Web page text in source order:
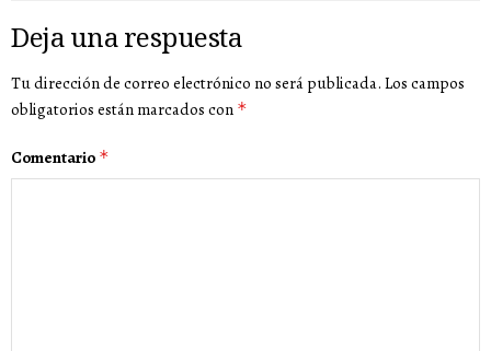
Deja una respuesta
Tu dirección de correo electrónico no será publicada. Los campos
obligatorios están marcados con *
Comentario *